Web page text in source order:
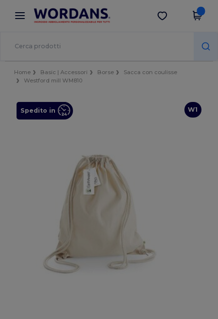
× App Wordans
Prezzi migliori sull'app!
Scarica app
Home Basic | Accessori Borse
Sacca con coulisse
Westford mill WM810
W1
Spedito in